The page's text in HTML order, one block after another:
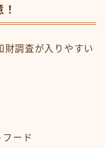
財調査が入りやすい
ード